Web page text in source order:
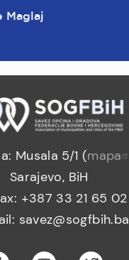
Maglaj
Musala 5/1 (mapa
Sarajevo, BiH
+387 33 21 65 02
savez@sogfbih.ba